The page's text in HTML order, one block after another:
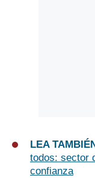
LEA
todos: sector
confianza